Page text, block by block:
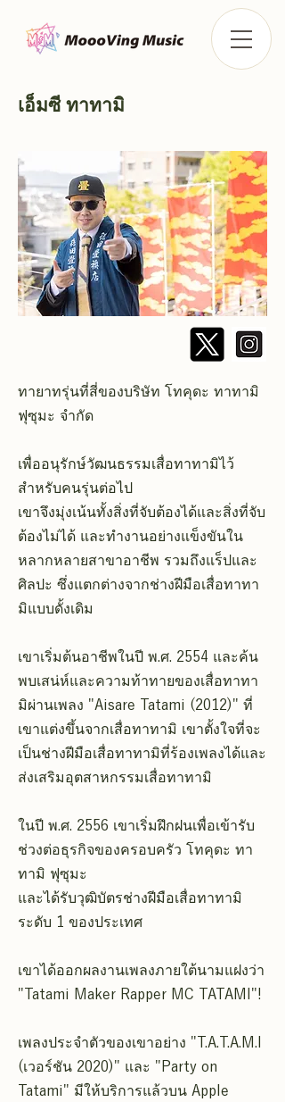
ทายาทรุ่นที่สี่ของบริษัท โทคุดะ ทาทามิ
ฟุซุมะ จำกัด
เพื่ออนุรักษ์วัฒนธรรมเสื่อทาทามิไว้
สำหรับคนรุ่นต่อไป
เขาจึงมุ่งเน้นทั้งสิ่งที่จับต้องได้และสิ่งที่จับ
ต้องไม่ได้ และทำงานอย่างแข็งขันใน
หลากหลายสาขาอาชีพ รวมถึงแร็ปและ
ศิลปะ ซึ่งแตกต่างจากช่างฝีมือเสื่อทาทา
มิแบบดั้งเดิม
เขาเริ่มต้นอาชีพในปี พ.ศ. 2554 และค้น
พบเสน่ห์และความท้าทายของเสื่อทาทา
มิผ่านเพลง "Aisare Tatami (2012)" ที่
เขาแต่งขึ้นจากเสื่อทาทามิ เขาตั้งใจที่จะ
เป็นช่างฝีมือเสื่อทาทามิที่ร้องเพลงได้และ
ส่งเสริมอุตสาหกรรมเสื่อทาทามิ
ในปี พ.ศ. 2556 เขาเริ่มฝึกฝนเพื่อเข้ารับ
ช่วงต่อธุรกิจของครอบครัว โทคุดะ ทา
ทามิ ฟุซุมะ
และได้รับวุฒิบัตรช่างฝีมือเสื่อทาทามิ
ระดับ 1 ของประเทศ
เขาได้ออกผลงานเพลงภายใต้นามแฝงว่า
"Tatami Maker Rapper MC TATAMI"!
เพลงประจำตัวของเขาอย่าง "T.A.T.A.M.I
(เวอร์ชัน 2020)" และ "Party on
Tatami" มีให้บริการแล้วบน Apple
เอ็มซี ทาทามิ